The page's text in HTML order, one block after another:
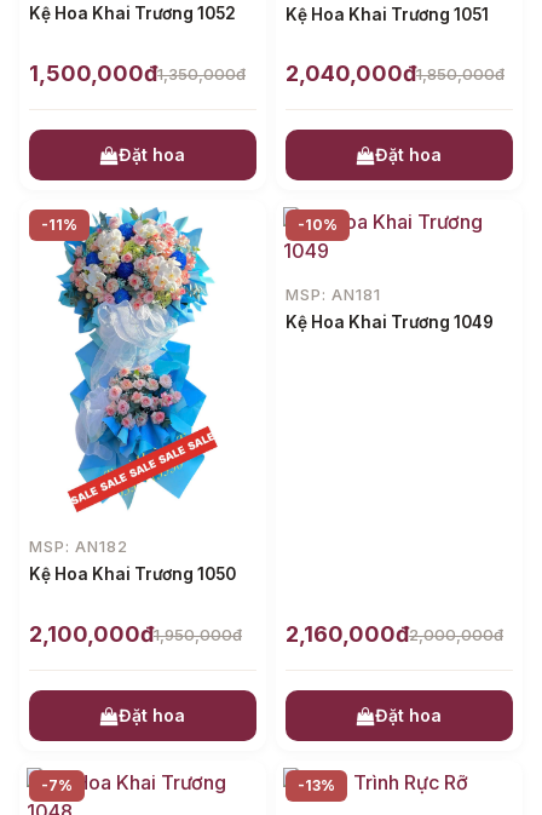
Kệ Hoa Khai Trương 1052
1,500,000đ1,350,000đ
Đặt hoa
Kệ Hoa Khai Trương 1051
2,040,000đ1,850,000đ
Đặt hoa
-11%
MSP: AN182
Kệ Hoa Khai Trương 1050
2,100,000đ1,950,000đ
Đặt hoa
-10%
MSP: AN181
Kệ Hoa Khai Trương 1049
2,160,000đ2,000,000đ
Đặt hoa
-7% -13%